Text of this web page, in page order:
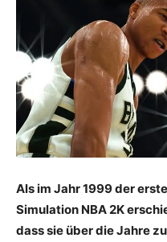
Als im Jahr 1999 der
Simulation NBA 2K
dass sie über die Jahre